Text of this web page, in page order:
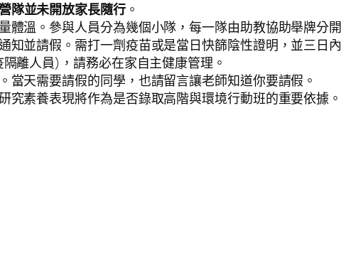
隊並未開放家長隨行。
溫。參與人員分為幾個小隊，每一隊由助教協助舉牌分
知並請假。需打一劑疫苗或是當日快篩陰性證明，並三日
離人員)，請務必在家自主健康管理。
天需要請假的同學，也請留言讓老師知道你要請假。
素養表現將作為是否錄取高階與環境行動班的重要依據。